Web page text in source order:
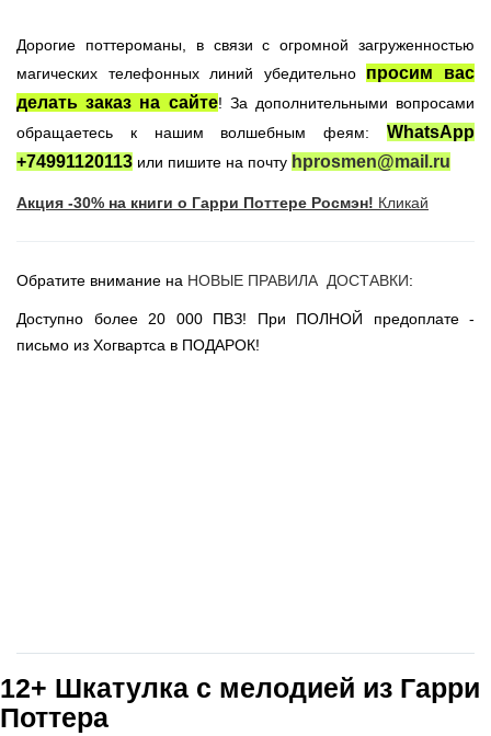
Гарри Поттер на английском
Настольные игры
Атрибутика Гарри Поттер
Одежда Гарри Поттер
Сладости Jelly Belly
НОВИНКИ САЙТА
Вселенная DC
Дорогие поттероманы, в связи с огромной загруженностью
магических телефонных линий убедительно просим вас
делать заказ на сайте! За дополнительными вопросами
обращаетесь к нашим волшебным феям:
WhatsApp
+74991120113 или пишите на почту hprosmen@mail.ru
Акция -30% на книги о Гарри Поттере Росмэн! Кликай
Обратите внимание на НОВЫЕ ПРАВИЛА ДОСТАВКИ:
Доступно более 20 000 ПВЗ! При ПОЛНОЙ предоплате -
письмо из Хогвартса в ПОДАРОК!
12+ Шкатулка с мелодией из Гарри
Поттера